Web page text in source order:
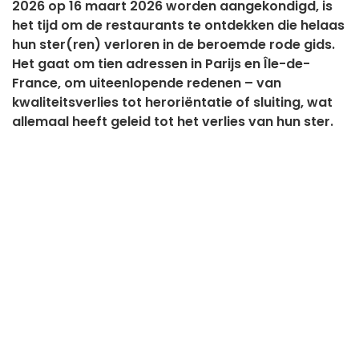
2026 op 16 maart 2026 worden aangekondigd, is
het tijd om de restaurants te ontdekken die helaas
hun ster(ren) verloren in de beroemde rode gids.
Het gaat om tien adressen in Parijs en Île-de-
France, om uiteenlopende redenen – van
kwaliteitsverlies tot heroriëntatie of sluiting, wat
allemaal heeft geleid tot het verlies van hun ster.